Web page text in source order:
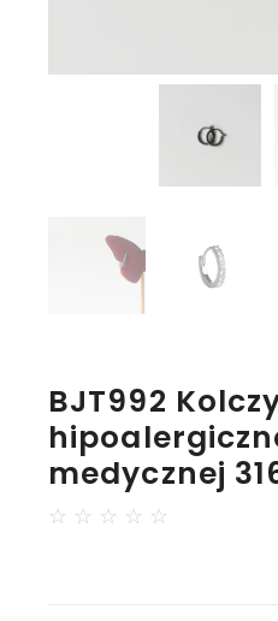
BJT992
medycznej
☆ ☆ ☆ ☆ ☆